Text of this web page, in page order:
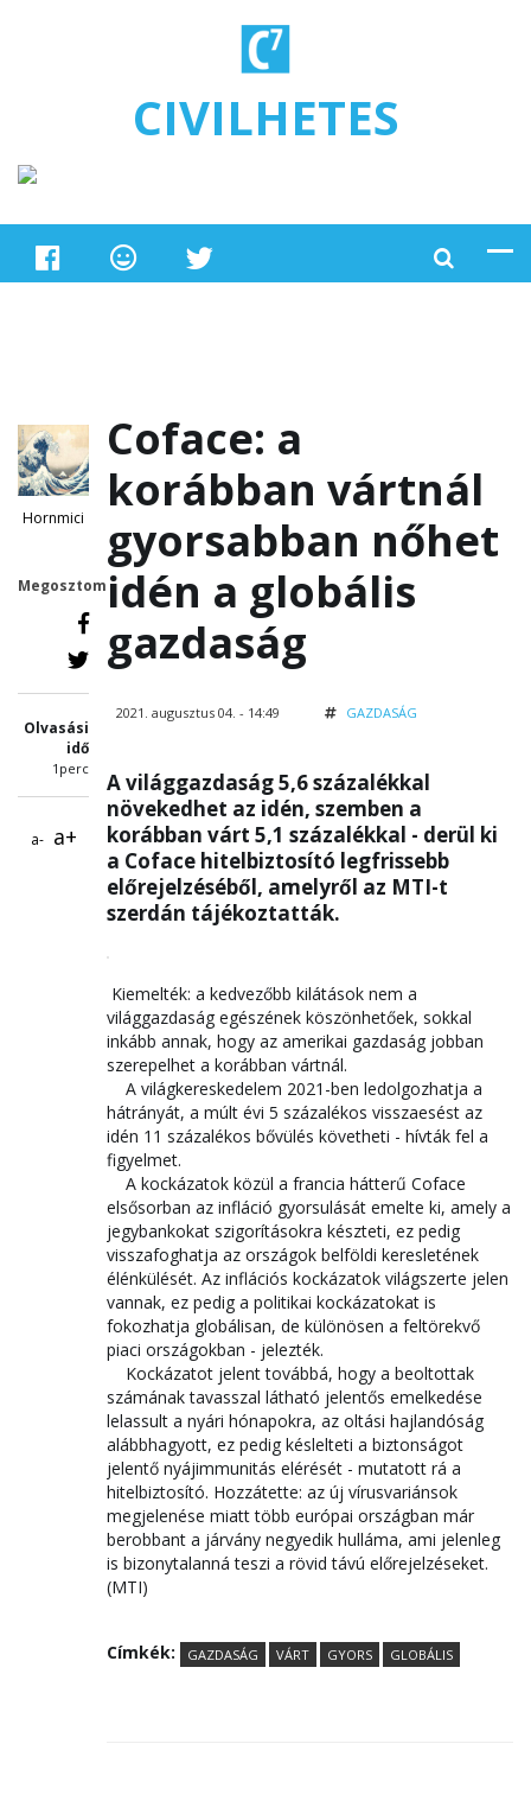
CIVILHETES
Hornmici
Megosztom
Olvasási
idő
1perc
a- a+
Coface: a
korábban vártnál
gyorsabban nőhet
idén a globális
gazdaság
2021. augusztus 04. - 14:49 GAZDASÁG
A világgazdaság 5,6 százalékkal
növekedhet az idén, szemben a
korábban várt 5,1 százalékkal - derül ki
a Coface hitelbiztosító legfrissebb
előrejelzéséből, amelyről az MTI-t
szerdán tájékoztatták.
Kiemelték: a kedvezőbb kilátások nem a
világgazdaság egészének köszönhetőek, sokkal
inkább annak, hogy az amerikai gazdaság jobban
szerepelhet a korábban vártnál.
A világkereskedelem 2021-ben ledolgozhatja a
hátrányát, a múlt évi 5 százalékos visszaesést az
idén 11 százalékos bővülés követheti - hívták fel a
figyelmet.
A kockázatok közül a francia hátterű Coface
elsősorban az infláció gyorsulását emelte ki, amely a
jegybankokat szigorításokra készteti, ez pedig
visszafoghatja az országok belföldi keresletének
élénkülését. Az inflációs kockázatok világszerte jelen
vannak, ez pedig a politikai kockázatokat is
fokozhatja globálisan, de különösen a feltörekvő
piaci országokban - jelezték.
Kockázatot jelent továbbá, hogy a beoltottak
számának tavasszal látható jelentős emelkedése
lelassult a nyári hónapokra, az oltási hajlandóság
alábbhagyott, ez pedig késlelteti a biztonságot
jelentő nyájimmunitás elérését - mutatott rá a
hitelbiztosító. Hozzátette: az új vírusvariánsok
megjelenése miatt több európai országban már
berobbant a járvány negyedik hulláma, ami jelenleg
is bizonytalanná teszi a rövid távú előrejelzéseket.
(MTI)
Címkék: GAZDASÁG VÁRT GYORS GLOBÁLIS